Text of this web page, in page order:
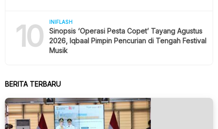
10 INIFLASH
Sinopsis ‘Operasi Pesta Copet’ Tayang Agustus
2026, Iqbaal Pimpin Pencurian di Tengah Festival
Musik
BERITA TERBARU